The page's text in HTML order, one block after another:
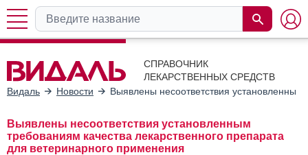
СПРАВОЧНИК
ЛЕКАРСТВЕННЫХ СРЕДСТВ
Видаль
Новости Выявлены несоответствия установленным
Выявлены несоответствия установленным
требованиям качества лекарственного препарата
для ветеринарного применения